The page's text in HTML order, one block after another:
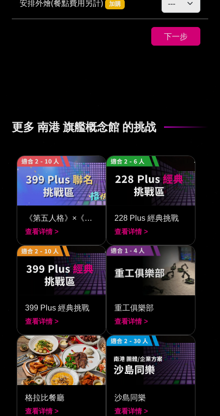
安排外燴(餐點費用另計) 加購
下一步
更多 南港 旗艦概念館 的挑战
《第五人格》×《閃動格子 399》
查看详情 >
228 Plus 經典挑戰
查看详情 >
399 Plus 經典挑戰
查看详情 >
重工俱樂部
查看详情 >
格拉比餐廳
查看详情 >
沙島同樂
查看详情 >